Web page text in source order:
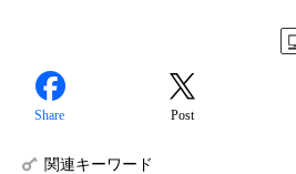
Share Post
関連キーワード